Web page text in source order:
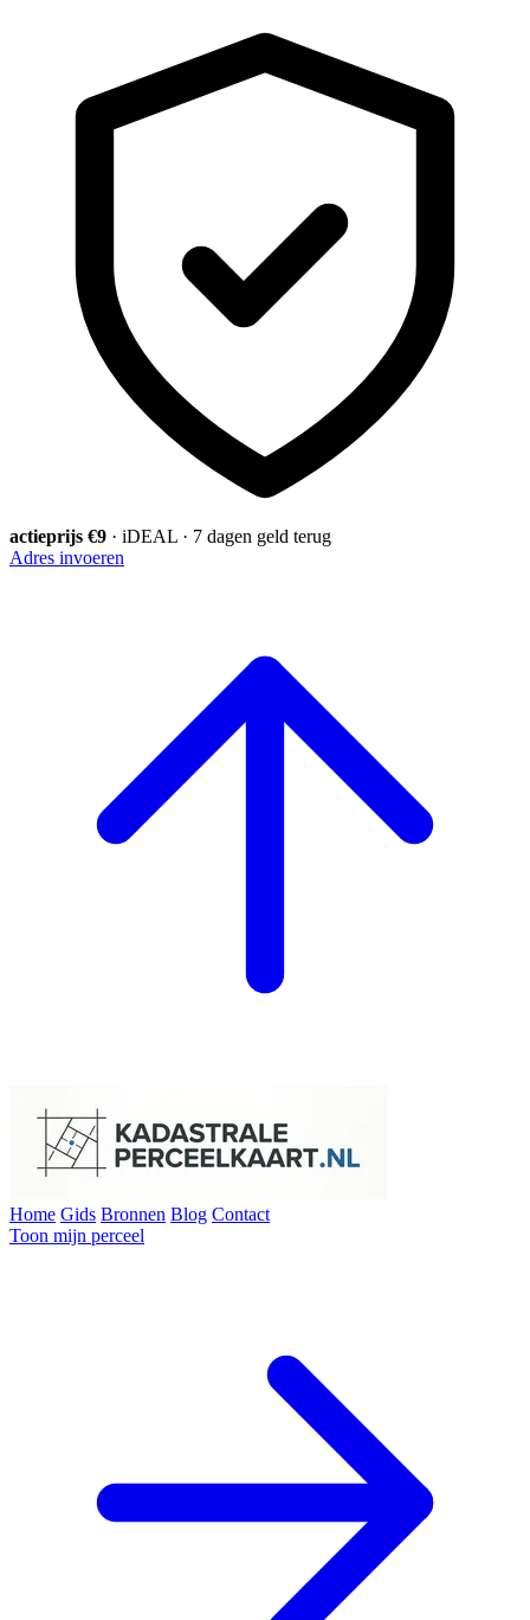
actieprijs €9 · iDEAL · 7 dagen geld terug
Adres invoeren
Home Gids Bronnen Blog Contact
Toon mijn perceel